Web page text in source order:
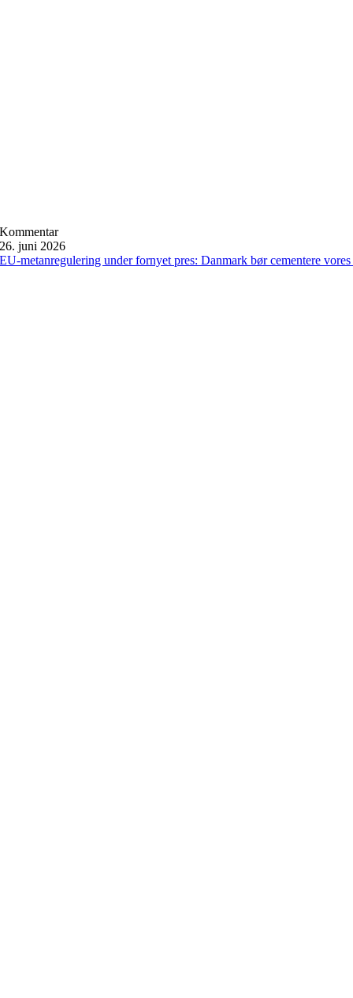
Kommentar
26. juni 2026
EU-metanregulering under fornyet pres: Danmark bør cementere